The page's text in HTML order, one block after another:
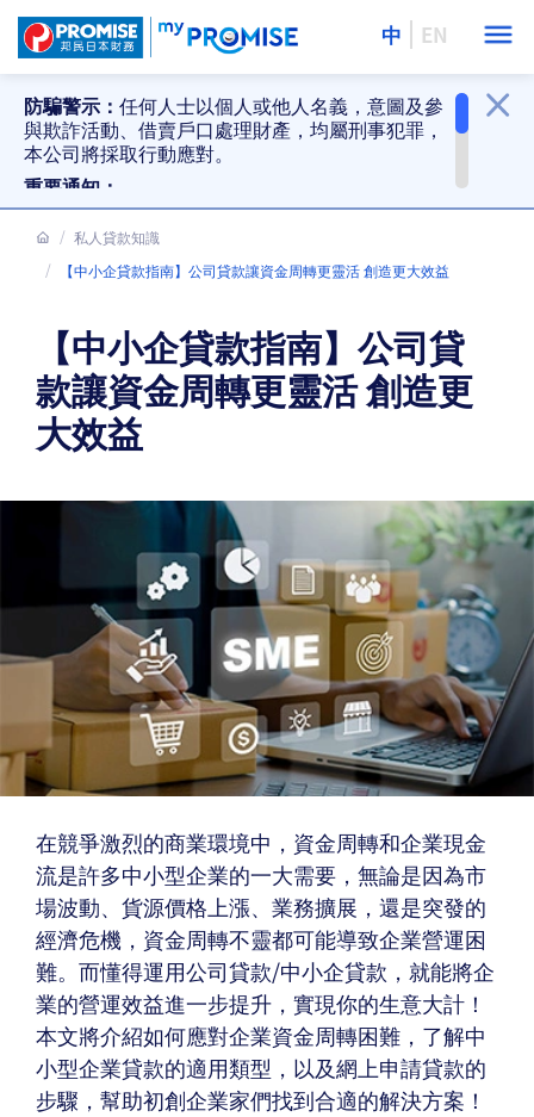
中 EN
防騙警示： 任何人士以個人或他人名義，意圖及參
與欺詐活動、借賣戶口處理財產，均屬刑事犯罪，
本公司將採取行動應對。
重要通知：
提防偽冒貸款推銷、偽冒還款要求及防騙警
示。詳情按此
邦民分行停止接受現金及支票還款。詳情按
私人貸款知識
【中小企貸款指南】公司貸款讓資金周轉更靈活 創造更大效益
【中小企貸款指南】公司貸
款讓資金周轉更靈活 創造更
大效益
在競爭激烈的商業環境中，資金周轉和企業現金
流是許多中小型企業的一大需要，無論是因為市
場波動、貨源價格上漲、業務擴展，還是突發的
經濟危機，資金周轉不靈都可能導致企業營運困
難。而懂得運用公司貸款/中小企貸款，就能將企
業的營運效益進一步提升，實現你的生意大計！
本文將介紹如何應對企業資金周轉困難，了解中
小型企業貸款的適用類型，以及網上申請貸款的
步驟，幫助初創企業家們找到合適的解決方案！